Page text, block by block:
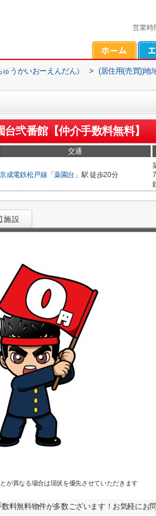
営業時
うかいおーえんだん） > (居住用(売買))地
弐番館【仲介手数料無料】
交通
京成電鉄松戸線 「薬園台 」駅 徒歩20分
施設
が異なる場合は現状を優先させていただきます
数料無料物件が多数ございます！お気軽にお